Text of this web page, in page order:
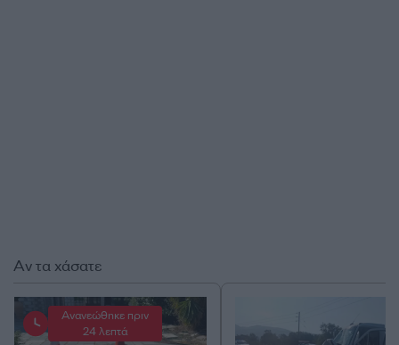
Αν τα χάσατε
Ανανεώθηκε πριν
24 λεπτά